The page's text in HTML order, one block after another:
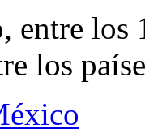
entre los
los